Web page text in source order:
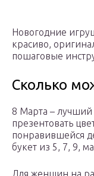
Новогодние
красиво,
пошаговые
Сколько
8 Марта – лучший
презентовать
понравившейся
букет из 5, 7, 9,
Для женщин на